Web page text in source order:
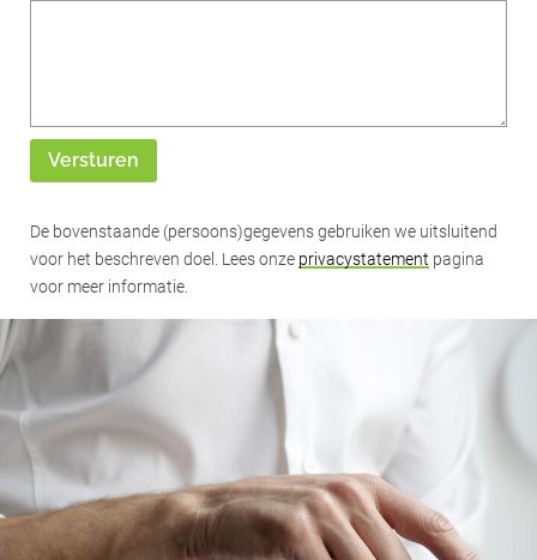
Versturen
De bovenstaande (persoons)gegevens gebruiken we uitsluitend
voor het beschreven doel. Lees onze privacystatement pagina
voor meer informatie.